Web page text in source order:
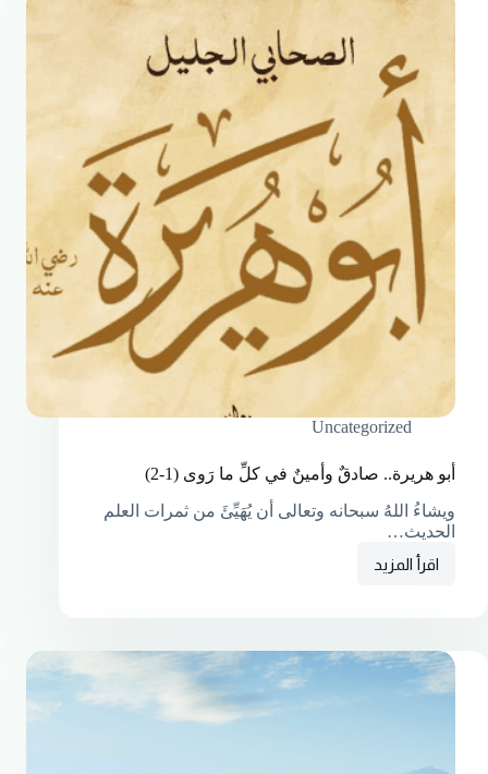
Uncategorized
أبو هريرة.. صادقٌ وأمينٌ في كلِّ ما رَوى (1-2)
ويشاءُ اللهُ سبحانه وتعالى أن يُهَيِّئَ من ثمرات العلم
الحديث…
اقرأ المزيد